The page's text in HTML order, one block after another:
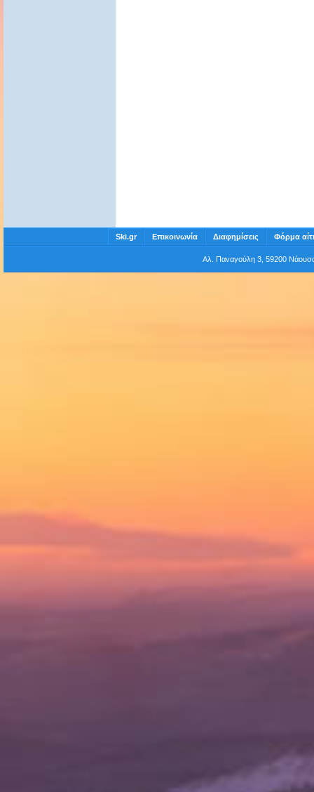
Ski.gr Επικοινωνία Διαφημίσεις Φόρμα
Αλ. Παναγούλη 3, 59200